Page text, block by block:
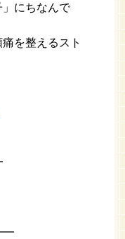
」にちなんで
を整えるスト